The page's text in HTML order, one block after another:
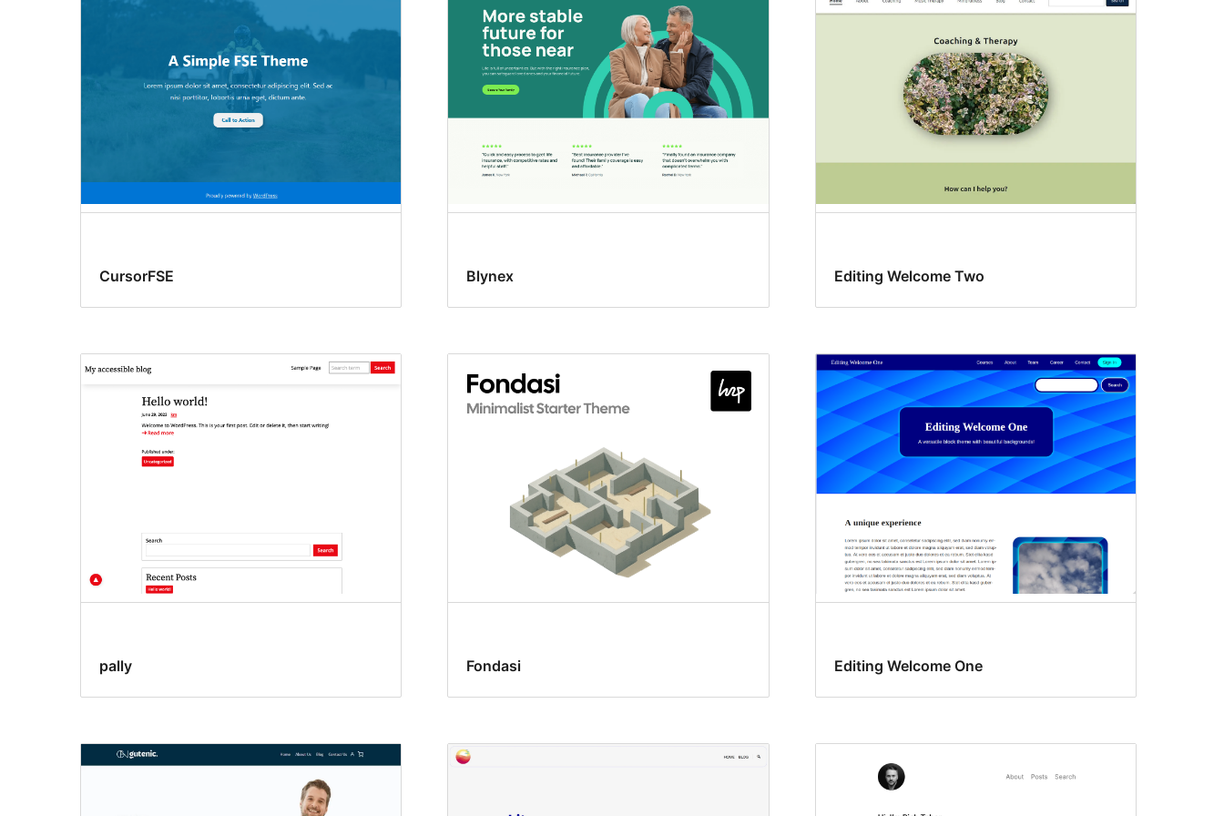
CursorFSE Blynex Editing Welcome Two
pally Fondasi Editing Welcome One